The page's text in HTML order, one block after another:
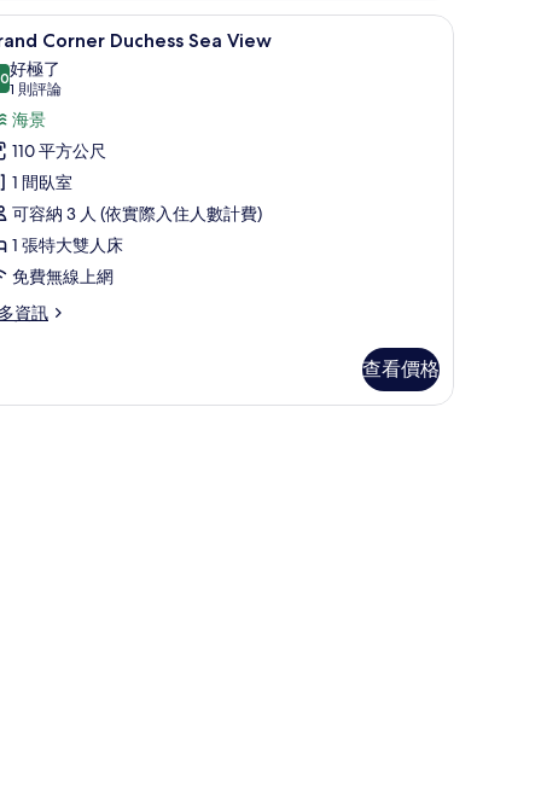
被、迷你吧、客房內保險箱 高級寢具、羽絨被、迷你吧、客房內保險箱
7 Corner Duchess Sea View
分，滿分 10 分
好極了
1 則評論
(1
則
評
論)
海景
110 平方公尺
1 間臥室
可容納 3 人 (依實際入住人數計費)
1 張特大雙人床
免費無線上網
資訊
查看價格